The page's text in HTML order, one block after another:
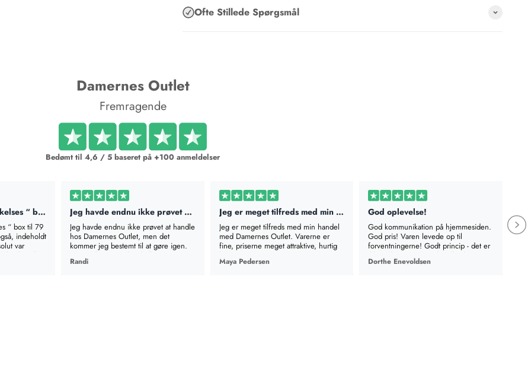
Ofte Stillede Spørgsmål
Damernes Outlet
Fremragende
Bedømt til 4,6 / 5 baseret på +100 anmeldelser
Bestilte en “ overraskelses “ box til…
“ box til 79
indeholdt
var
at bestille
Jeg havde endnu ikke prøvet at handle…
Jeg havde endnu ikke prøvet at handle
hos Damernes Outlet, men det
kommer jeg bestemt til at gøre igen.
Det var lige som det skulle være -
varerne passede hver og en og skulle
Randi
Jeg er meget tilfreds med min handel…
Jeg er meget tilfreds med min handel
med Damernes Outlet. Varerne er
fine, priserne meget attraktive, hurtig
levering. TAK!
Maya Pedersen
God oplevelse!
God kommunikation på hjemmesiden.
God pris! Varen levede op til
forventningerne! Godt princip - det er
ikke sidste gang, jeg handler hos jer.
Dorthe Enevoldsen